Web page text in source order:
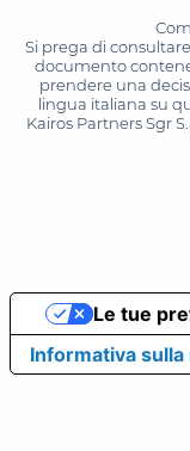
Si prega di
documento
prendere una
lingua italiana su
Kairos Partners Sgr
Informativa
Le tue